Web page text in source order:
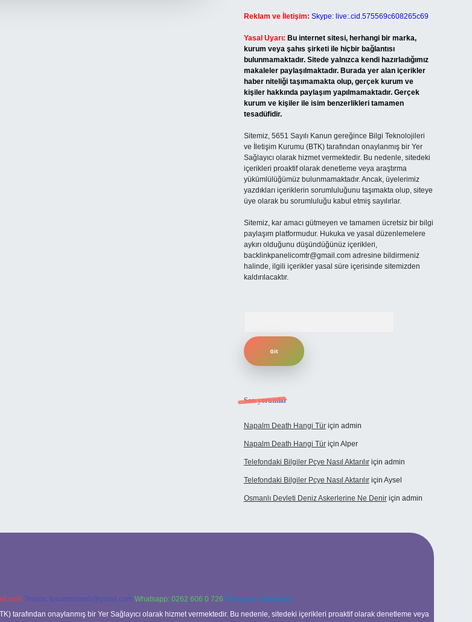
Reklam ve İletişim: Skype: live:.cid.575569c608265c69
Yasal Uyarı: Bu internet sitesi, herhangi bir marka,
kurum veya şahıs şirketi ile hiçbir bağlantısı
bulunmamaktadır. Sitede yalnızca kendi hazırladığımız
makaleler paylaşılmaktadır. Burada yer alan içerikler
haber niteliği taşımamakta olup, gerçek kurum ve
kişiler hakkında paylaşım yapılmamaktadır. Gerçek
kurum ve kişiler ile isim benzerlikleri tamamen
tesadüfidir.
Sitemiz, 5651 Sayılı Kanun gereğince Bilgi Teknolojileri
ve İletişim Kurumu (BTK) tarafından onaylanmış bir Yer
Sağlayıcı olarak hizmet vermektedir. Bu nedenle, sitedeki
içerikleri proaktif olarak denetleme veya araştırma
yükümlülüğümüz bulunmamaktadır. Ancak, üyelerimiz
yazdıkları içeriklerin sorumluluğunu taşımakta olup, siteye
üye olarak bu sorumluluğu kabul etmiş sayılırlar.
Sitemiz, kar amacı gütmeyen ve tamamen ücretsiz bir bilgi
paylaşım platformudur. Hukuka ve yasal düzenlemelere
aykırı olduğunu düşündüğünüz içerikleri,
backlinkpanelicomtr@gmail.comadresine bildirmeniz
halinde, ilgili içerikler yasal süre içerisinde sitemizden
kaldırılacaktır.
Son yorumlar
Napalm Death Hangi Türiçin admin
Napalm Death Hangi Türiçin Alper
Telefondaki Bilgiler Pcye Nasıl Aktarılıriçin admin
Telefondaki Bilgiler Pcye Nasıl Aktarılıriçin Aysel
Osmanlı Devleti Deniz Askerlerine Ne Deniriçin admin
Teams: forumhizmeti@gmail.com Whatsapp: 0262 606 0 726 Telegram: @karabul
tarafından onaylanmış bir Yer Sağlayıcı olarak hizmet vermektedir. Bu nedenle, sitedeki içerikleri proaktif olarak denetleme veya